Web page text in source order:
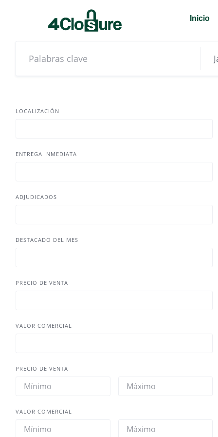
Inicio
LOCALIZACIÓN
ENTREGA INMEDIATA
ADJUDICADOS
DESTACADO DEL MES
PRECIO DE VENTA
VALOR COMERCIAL
PRECIO DE VENTA
VALOR COMERCIAL